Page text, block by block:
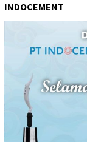
INDOCEMENT